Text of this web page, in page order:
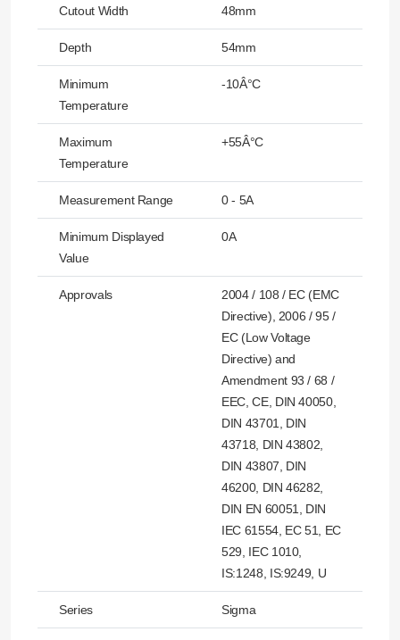
Cutout Width 48mm
Depth 54mm
Minimum
Temperature
-10Â°C
Maximum
Temperature
+55Â°C
Measurement Range 0 - 5A
Minimum Displayed
Value
0A
Approvals
2004 / 108 / EC (EMC
Directive), 2006 / 95 /
EC (Low Voltage
Directive) and
Amendment 93 / 68 /
EEC, CE, DIN 40050,
DIN 43701, DIN
43718, DIN 43802,
DIN 43807, DIN
46200, DIN 46282,
DIN EN 60051, DIN
IEC 61554, EC 51, EC
529, IEC 1010,
IS:1248, IS:9249, U
Series Sigma